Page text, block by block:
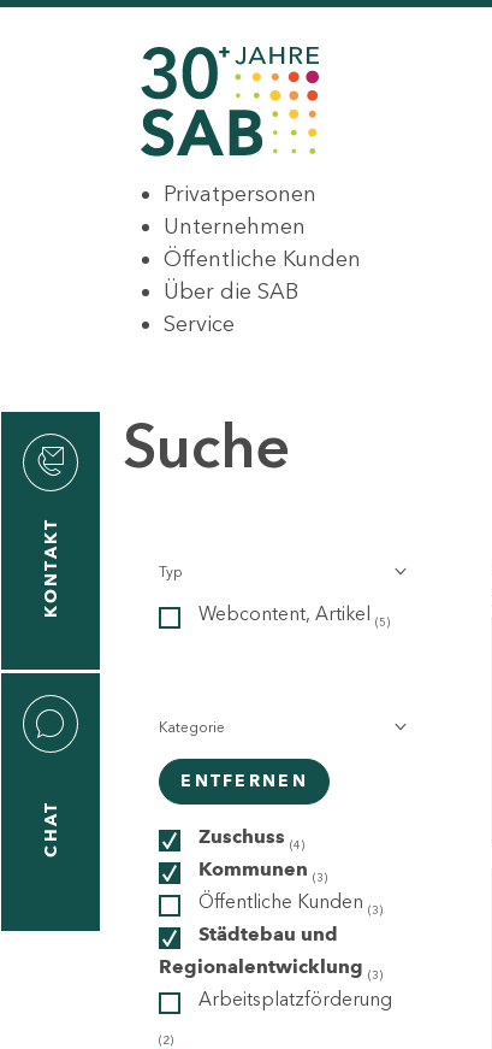
Privatpersonen
Unternehmen
Öffentliche Kunden
Über die SAB
Service
KONTAKT
CHAT
Suche
Typ
Webcontent, Artikel (5)
Kategorie
ENTFERNEN
Zuschuss (4)
Kommunen (3)
Öffentliche Kunden (3)
Städtebau und
Regionalentwicklung (3)
Arbeitsplatzförderung
(2)